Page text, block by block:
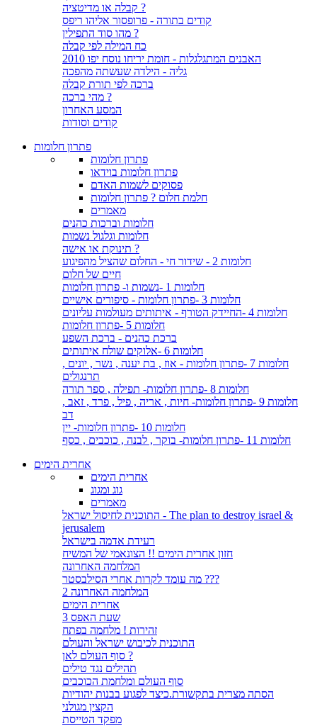
קבלה או מדיטציה ?
קודים בתורה - פרופסור אליהו ריפס
מהו סוד התפילין ?
כח המילה לפי קבלה
האבנים המתגלגלות - חומת יריחו נוסח יפו 2010
גליה - הילדה שעשתה מהפכה
ברכה לפי תורת קבלה
מהי ברכה ?
המסע האחרון
קודים וסודות
פתרון חלומות
פתרון חלומות
פתרון חלומות בוידאו
פסוקים לשמות האדם
חלמת חלום ? פתרון חלומות
מאמרים
חלומות וברכות כהנים
חלומות וגלגול נשמות
תינוקת או אישה ?
חלומות 2 - שידור חי - החלום שהציל מהפיגוע
חיים של חלום
חלומות 1 -נשמות ו- פתרון חלומות
חלומות 3 -פתרון חלומות - סיפורים אישיים
חלומות 4 -החיידק הטורף - איתותים מעולמות עליונים
חלומות 5 -פתרון חלומות
ברכת כהנים - ברכת השפע
חלומות 6 -אלוקים שולח איתותים
חלומות 7 -פתרון חלומות - אוז , בת יענה , נשר , יונים ,
תרנגולים
חלומות 8 -פתרון חלומות- תפילה , ספר תורה
חלומות 9 -פתרון חלומות- חיות , אריה , פיל , פרד , זאב ,
דב
חלומות 10 -פתרון חלומות- יין
חלומות 11 -פתרון חלומות- בוקר , לבנה , כוכבים , כסף
אחרית הימים
אחרית הימים
גוג ומגוג
מאמרים
התוכנית לחיסול ישראל - The plan to destroy israel &
jerusalem
רעידת אדמה בישראל
חזון אחרית הימים !! הצונאמי של המשיח
המלחמה האחרונה
מה עומד לקרות אחרי הסילבסטר ???
המלחמה האחרונה 2
אחרית הימים
שעת האפס 3
זהירות ! מלחמה בפתח
התוכנית לכיבוש ישראל והעולם
סוף העולם לאן ?
תהילים נגד טילים
סוף העולם ומלחמת הכוכבים
הסתה מצרית בתקשורת.כיצד לפגוע בבנות יהודיות
הקצין מגולני
מפקד הטייסת